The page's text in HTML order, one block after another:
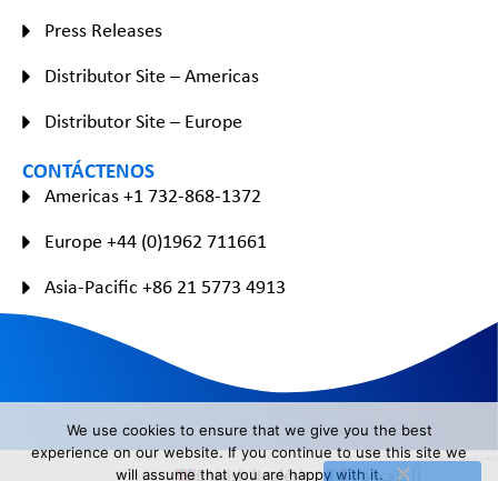
Press Releases
Distributor Site – Americas
Distributor Site – Europe
CONTÁCTENOS
Americas +1 732-868-1372
Europe +44 (0)1962 711661
Asia-Pacific +86 21 5773 4913
English( Inglés) Français(
We use cookies to ensure that we give you the best
experience on our website. If you continue to use this site we
will assume that you are happy with it.